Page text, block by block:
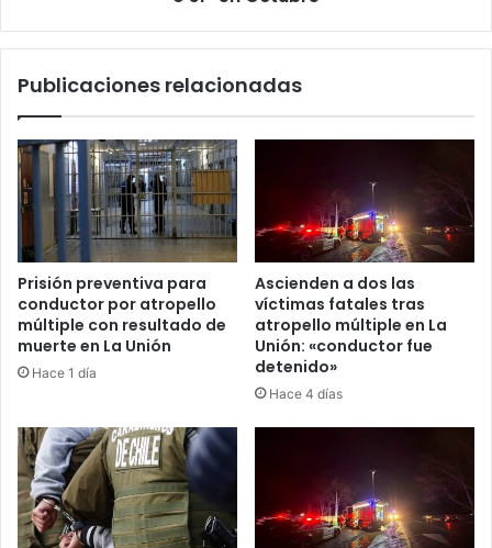
Publicaciones relacionadas
Prisión preventiva para
conductor por atropello
múltiple con resultado de
muerte en La Unión
Hace 1 día
Ascienden a dos las
víctimas fatales tras
atropello múltiple en La
Unión: «conductor fue
detenido»
Hace 4 días